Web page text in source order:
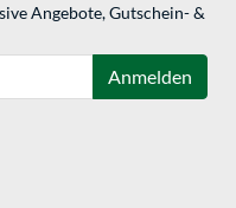
Angebote, Gutschein- &
Anmelden